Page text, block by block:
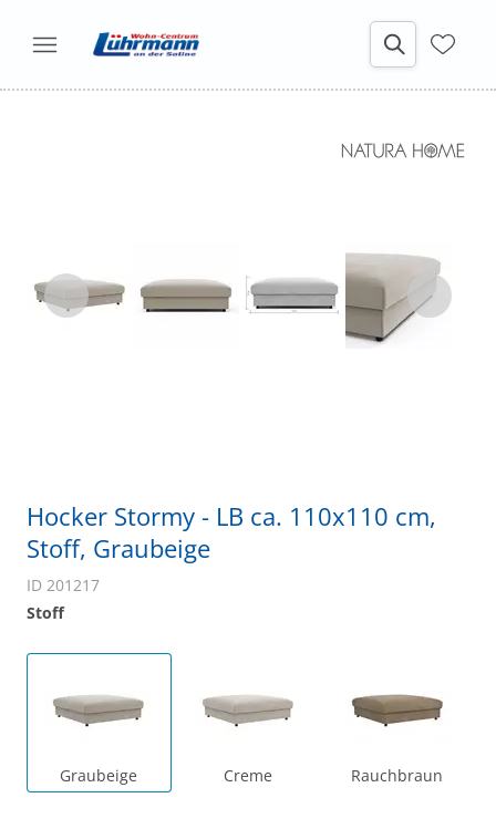
Hocker Stormy - LB ca. 110x110 cm,
Stoff, Graubeige
ID 201217
Stoff
Graubeige Creme Rauchbraun